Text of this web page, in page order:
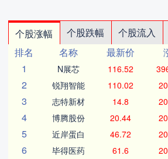
个股涨幅 个股跌幅 个股流入
排名
名称 最新价
1
N展芯 116.52
2 锐翔智能 110.02
3 志特新材 14.8
4 博腾股份 20.44
5 近岸蛋白 46.72
6 毕得医药 61.6